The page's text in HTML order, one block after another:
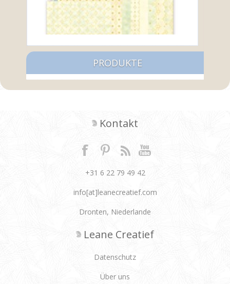
PRODUKTE
Kontakt
+31 6 22 79 49 42
info[at]leanecreatief.com
Dronten, Niederlande
Leane Creatief
Datenschutz
Über uns